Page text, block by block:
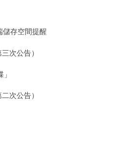
儲存空間提醒
次公告）
次公告）